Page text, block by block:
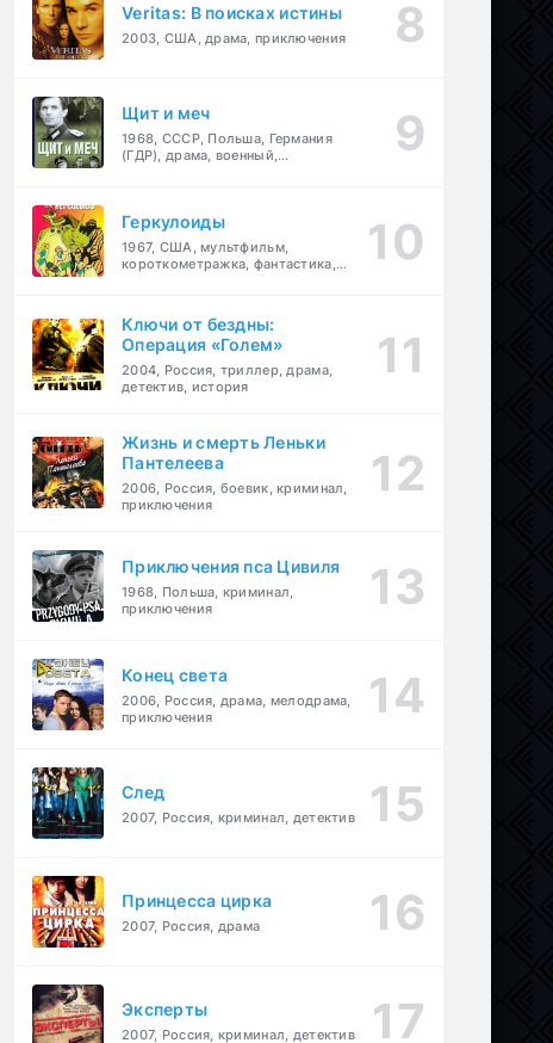
Veritas: В поисках истины
2003, США, драма, приключения
Щит и меч
1968, СССР, Польша, Германия
(ГДР), драма, военный,
Геркулоиды
1967, США, мультфильм,
короткометражка, фантастика,
Ключи от бездны:
Операция «Голем»
2004, Россия, триллер, драма,
детектив, история
Жизнь и смерть Леньки
Пантелеева
2006, Россия, боевик, криминал,
приключения
Приключения пса Цивиля
1968, Польша, криминал,
приключения
Конец света
2006, Россия, драма, мелодрама,
приключения
След
2007, Россия, криминал, детектив
Принцесса цирка
2007, Россия, драма
Эксперты
2007, Россия, криминал, детектив